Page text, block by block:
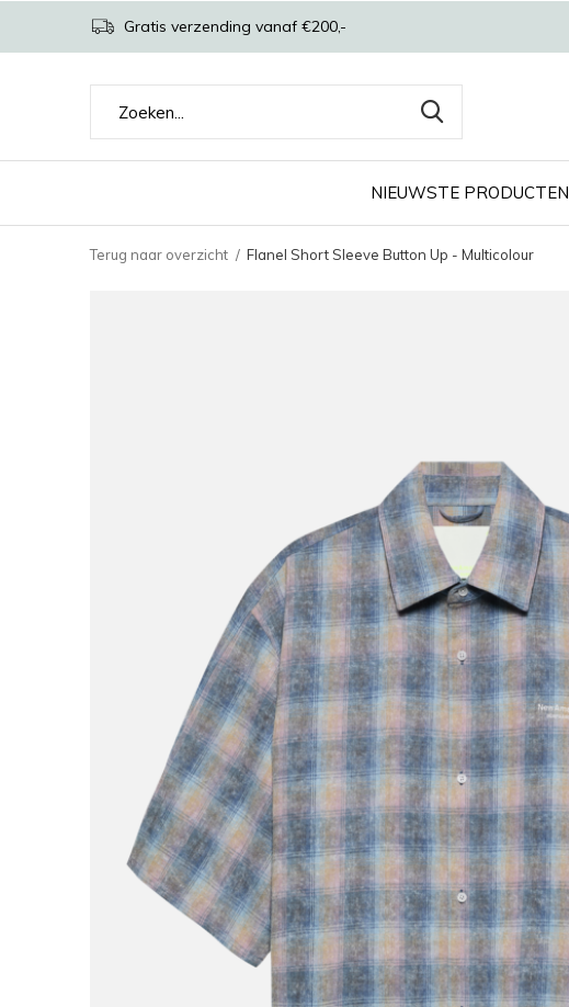
NIEUWSTE PRODUCTEN
Gratis verzending vanaf €200,-
Terug naar overzicht Flanel Short Sleeve Button Up - Multicolour